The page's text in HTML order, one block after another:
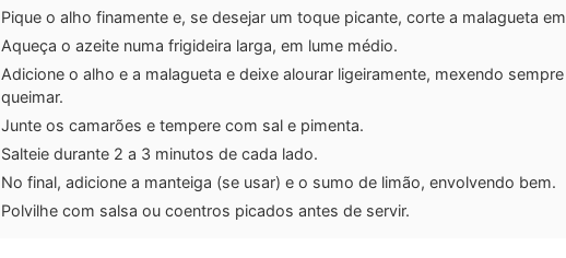
Pique o alho finamente e, se desejar um toque picante, corte a malagueta
Aqueça o azeite numa frigideira larga, em lume médio.
Adicione o alho e a malagueta e deixe alourar ligeiramente, mexendo
queimar.
Junte os camarões e tempere com sal e pimenta.
Salteie durante 2 a 3 minutos de cada lado.
No final, adicione a manteiga (se usar) e o sumo de limão, envolvendo bem.
Polvilhe com salsa ou coentros picados antes de servir.